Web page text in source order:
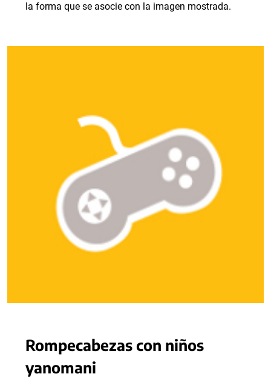
la forma que se asocie con la imagen mostrada.
Rompecabezas con niños
yanomani